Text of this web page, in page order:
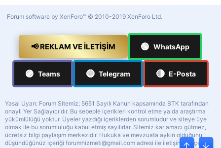
Forum software by XenForo™ © 2010-2019 XenForo Ltd.
📢 REKLAM VE İLETIŞIM 🟢 WhatsApp
🟣 Teams 🔵 Telegram 🔴 E-Posta
Yasal Uyarı: Forum Sitemiz; 5651 Sayılı Kanun kapsamında BTK tarafından
onaylı Yer Sağlayıcı'dır. Bu sebeple içerikleri kontrol etme ya da araştırma
yükümlülüğü yoktur. Üyeler yazdığı içeriklerden sorumludur ve siteye üye
olmak ile bu sorumluluğu kabul etmiş sayılırlar. Sitemiz kar amacı gütmez,
ücretsiz bilgi paylaşım merkezidir. Hukuka ve mevzuata aykırı olduğunu
düşündüğünüz içeriği forumhizmeti@gmail.com adresi ile iletişime geçerek